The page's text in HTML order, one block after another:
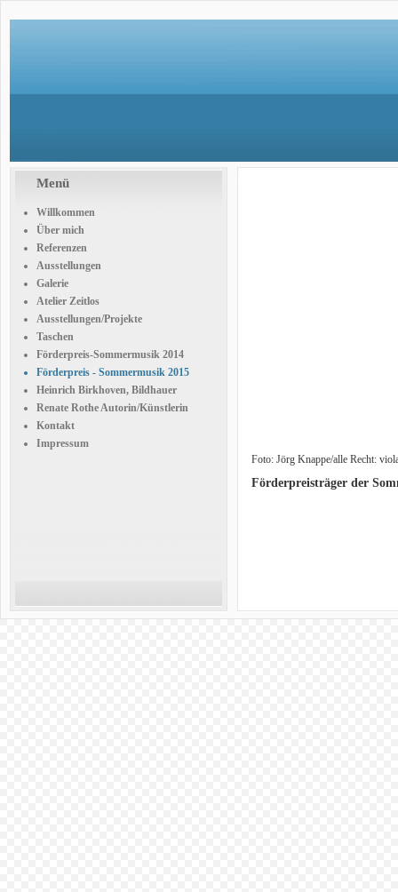
Menü
Willkommen
Über mich
Referenzen
Ausstellungen
Galerie
Atelier Zeitlos
Ausstellungen/Projekte
Taschen
Förderpreis-Sommermusik 2014
Förderpreis - Sommermusik 2015
Heinrich Birkhoven, Bildhauer
Renate Rothe Autorin/Künstlerin
Kontakt
Impressum
Foto: Jörg Knappe/alle Recht:
Förderpreisträger der